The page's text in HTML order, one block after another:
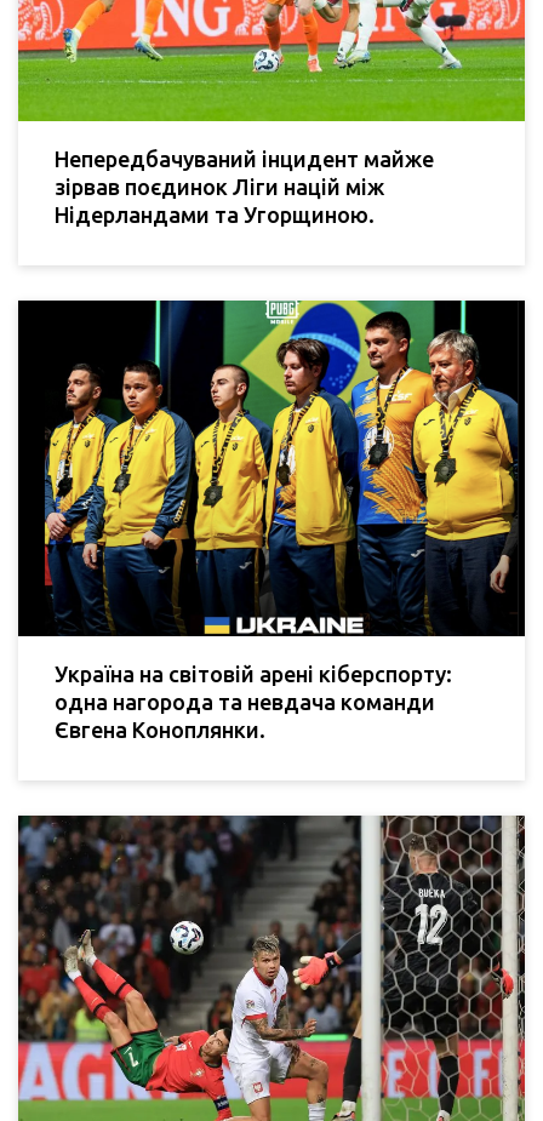
Непередбачуваний інцидент майже
зірвав поєдинок Ліги націй між
Нідерландами та Угорщиною.
Україна на світовій арені кіберспорту:
одна нагорода та невдача команди
Євгена Коноплянки.